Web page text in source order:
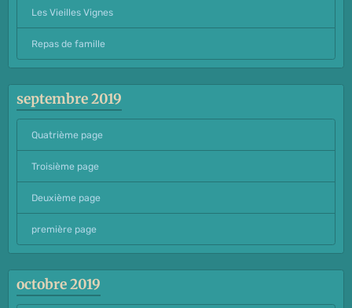
Les Vieilles Vignes
Repas de famille
septembre 2019
Quatrième page
Troisième page
Deuxième page
première page
octobre 2019